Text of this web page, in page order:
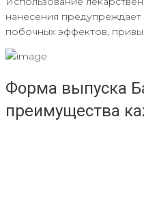
нанесения
побочных эффектов,
Форма выпуска
преимущества